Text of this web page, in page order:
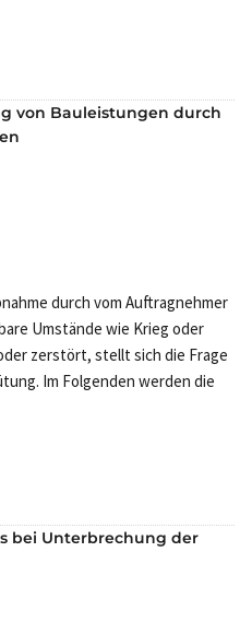
von Bauleistungen durch
durch vom Auftragnehmer
Umstände wie Krieg oder
zerstört, stellt sich die Frage
Im Folgenden werden die
bei Unterbrechung der